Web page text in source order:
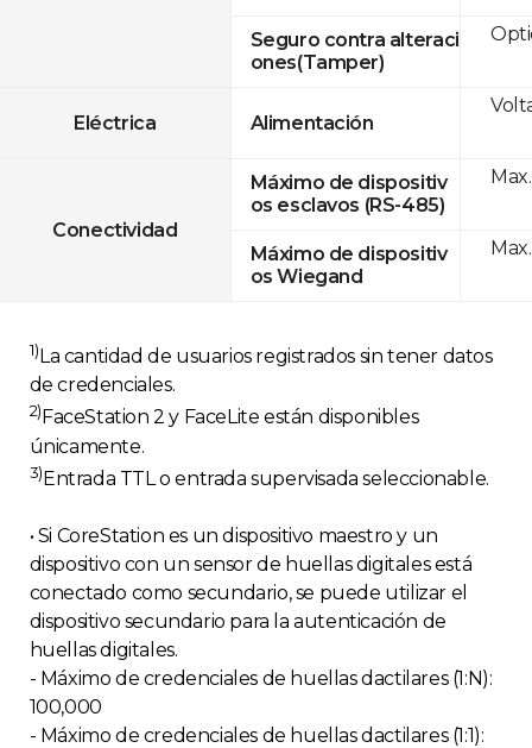
Seguro contra alteraci
ones(Tamper)
Eléctrica Alimentación
Conectividad
Máximo de dispositiv
os esclavos (RS-485)
Máximo de dispositiv
os Wiegand
1) La cantidad de usuarios registrados sin tener datos
de credenciales.
2) FaceStation 2 y FaceLite están disponibles
únicamente.
3)Entrada TTL o entrada supervisada seleccionable.
• Si CoreStation es un dispositivo maestro y un
dispositivo con un sensor de huellas digitales está
conectado como secundario, se puede utilizar el
dispositivo secundario para la autenticación de
huellas digitales.
- Máximo de credenciales de huellas dactilares (1:N):
100,000
- Máximo de credenciales de huellas dactilares (1:1):